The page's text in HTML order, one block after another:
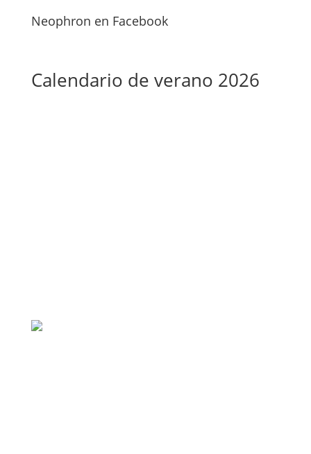
Neophron en Facebook
Calendario de verano 2026